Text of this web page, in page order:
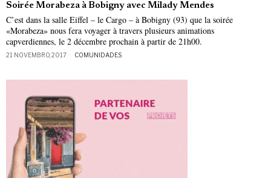
Soirée Morabeza à Bobigny avec Milady Mendes
C’est dans la salle Eiffel – le Cargo – à Bobigny (93) que la soirée
«Morabeza» nous fera voyager à travers plusieurs animations
capverdiennes, le 2 décembre prochain à partir de 21h00.
21 NOVEMBRO, 2017 COMUNIDADES